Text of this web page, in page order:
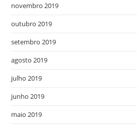
novembro 2019
outubro 2019
setembro 2019
agosto 2019
julho 2019
junho 2019
maio 2019